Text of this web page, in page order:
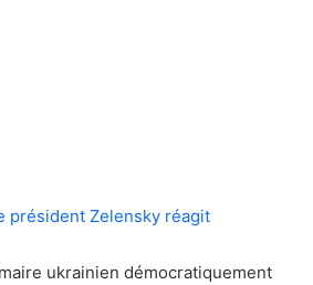
président Zelensky réagit
ukrainien démocratiquement